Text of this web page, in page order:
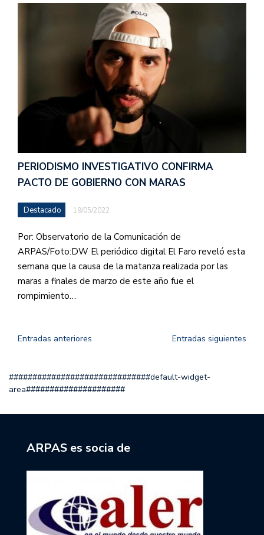
PERIODISMO INVESTIGATIVO CONFIRMA
PACTO DE GOBIERNO CON MARAS
Destacado 19/05/2022
Por: Observatorio de la Comunicación de
ARPAS/Foto:DW El periódico digital El Faro reveló esta
semana que la causa de la matanza realizada por las
maras a finales de marzo de este año fue el
rompimiento…
Entradas anteriores Entradas siguientes
##############################default-widget-
area#####################
ARPAS es socia de